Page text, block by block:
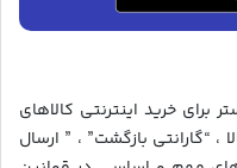
برای خرید اینترنتی کالاهای
، “گارانتی بازگشت” ، ” ارسال